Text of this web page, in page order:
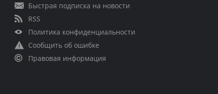
Быстрая подписка на новости
RSS
Политика конфиденциальности
Сообщить об ошибке
Правовая информация